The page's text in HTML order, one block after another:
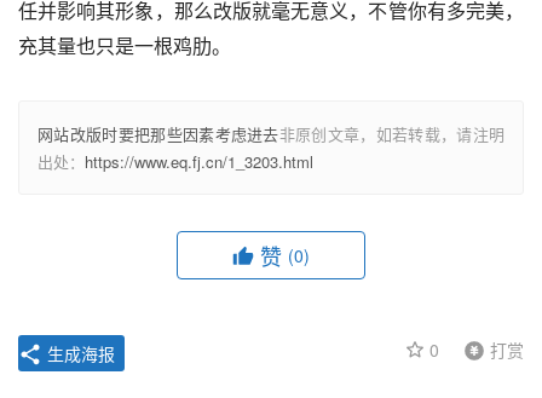
任并影响其形象，那么改版就毫无意义，不管你有多完美，
充其量也只是一根鸡肋。
网站改版时要把那些因素考虑进去非原创文章，如若转载，请注明
出处： https://www.eq.fj.cn/1_3203.html
赞 (0)
0 打赏
生成海报